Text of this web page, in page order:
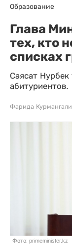
Образование
Глава
тех, кто
списках
Саясат
абитуриентов.
Фарида
Фото: primeminister.kz